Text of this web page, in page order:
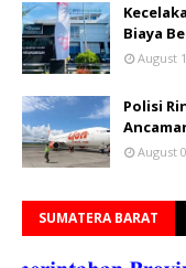
Biaya
August
Polisi
August
SUMATERA BARAT